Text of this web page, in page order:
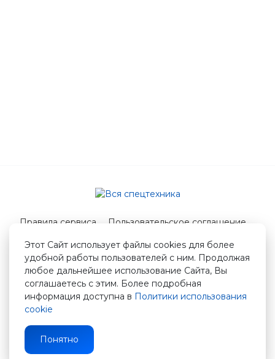
Этот Сайт использует файлы cookies для более
удобной работы пользователей с ним. Продолжая
любое дальнейшее использование Сайта, Вы
соглашаетесь с этим. Более подробная
информация доступна в Политики использования
cookie
Понятно
Правила сервиса
Пользовательское соглашение
© 2026 Вся спецтехника
info@vstshop.ru